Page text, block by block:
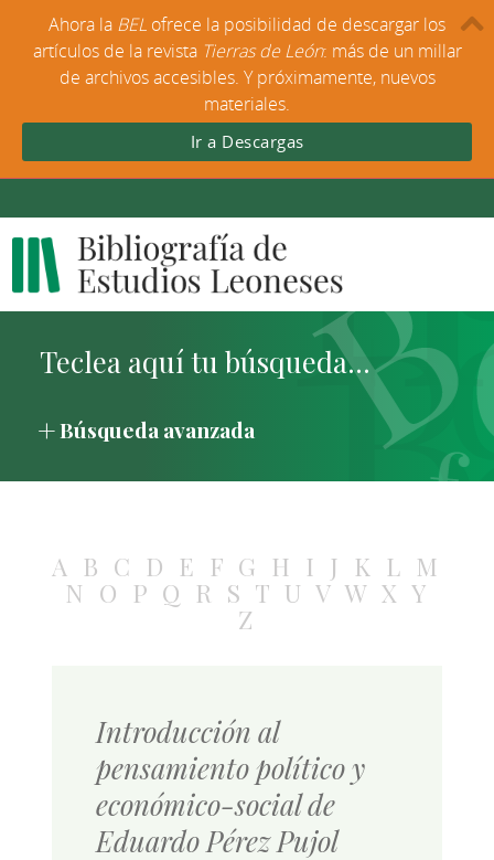
Búsqueda avanzada
A B C D E F G H I J K L M
N O P Q R S T U V W X Y
Z
Introducción al
pensamiento político y
económico-social de
Eduardo Pérez Pujol
Ahora la BEL ofrece la posibilidad de descargar los
artículos de la revista Tierras de León: más de un millar
de archivos accesibles. Y próximamente, nuevos
materiales.
Ir a Descargas